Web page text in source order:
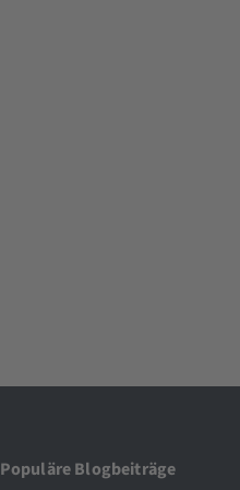
Populäre Blogbeiträge